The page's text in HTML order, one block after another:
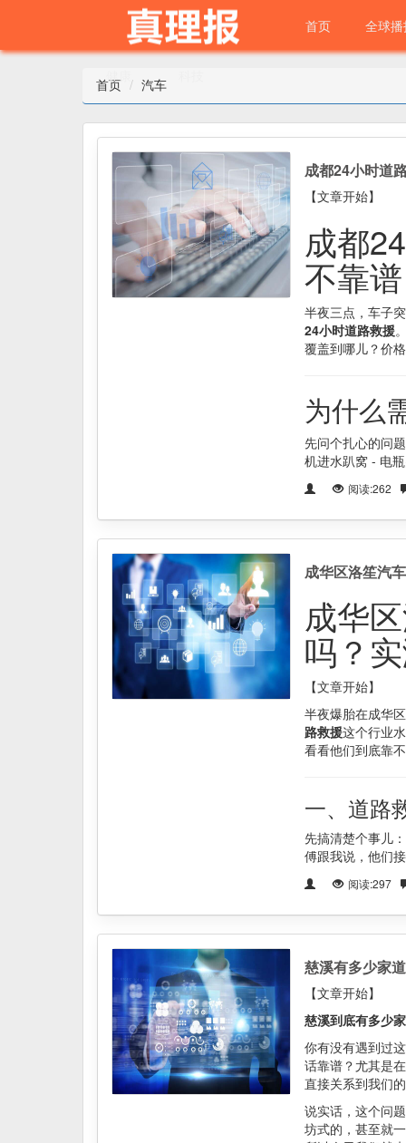
首页 全球
首页 汽车
成都24小时道
【文章开始】
成都
不靠
半夜三点，车子
24小时道路救援
覆盖到哪儿？价
为什么
先问个扎心的问
机进水趴窝 - 电
阅读:262
成华区洛笙汽
成华
吗？
【文章开始】
半夜爆胎在成华
路救援这个行业
看看他们到底靠
一、道路
先搞清楚个事儿
傅跟我说，他们
阅读:297
慈溪有多少家
【文章开始】
慈溪到底有多少
你有没有遇到过
话靠谱？尤其是
直接关系到我们
说实话，这个问
坊式的，甚至就